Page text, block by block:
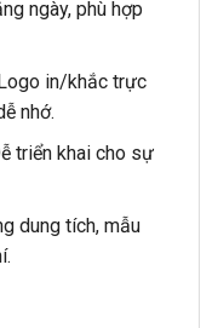
ngày, phù hợp
in/khắc trực
nhớ.
triển khai cho sự
dung tích, mẫu